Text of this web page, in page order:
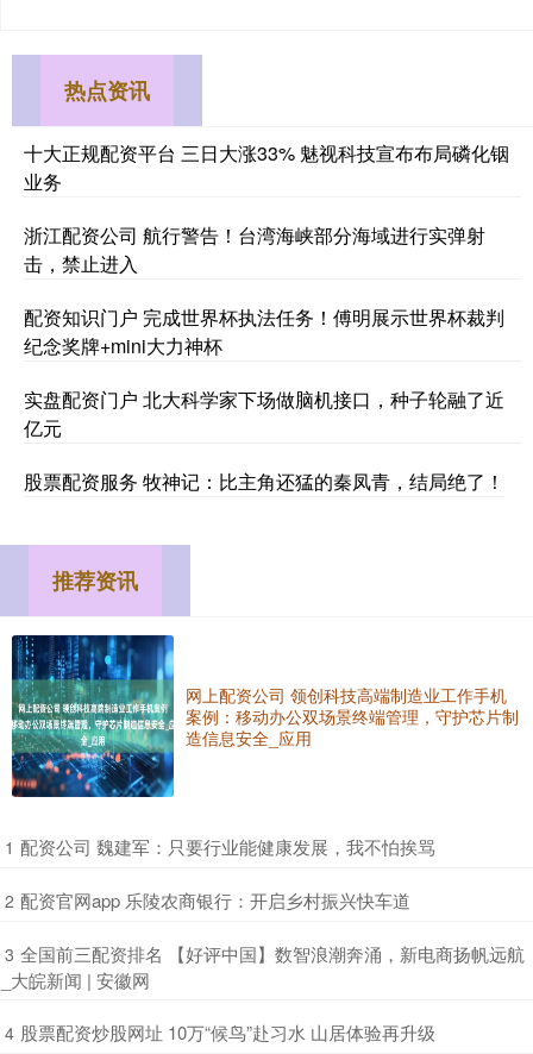
热点资讯
十大正规配资平台 三日大涨33% 魅视科技宣布布局磷化铟
业务
浙江配资公司 航行警告！台湾海峡部分海域进行实弹射
击，禁止进入
配资知识门户 完成世界杯执法任务！傅明展示世界杯裁判
纪念奖牌+mini大力神杯
实盘配资门户 北大科学家下场做脑机接口，种子轮融了近
亿元
股票配资服务 牧神记：比主角还猛的秦凤青，结局绝了！
推荐资讯
网上配资公司 领创科技高端制造业工作手机
案例：移动办公双场景终端管理，守护芯片制
造信息安全_应用
1 ​配资公司 魏建军：只要行业能健康发展，我不怕挨骂
2 ​配资官网app 乐陵农商银行：开启乡村振兴快车道
3 ​全国前三配资排名 【好评中国】数智浪潮奔涌，新电商扬帆远航
_大皖新闻 | 安徽网
4 ​股票配资炒股网址 10万“候鸟”赴习水 山居体验再升级